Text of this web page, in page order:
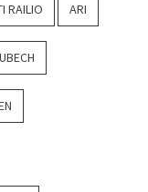
RAILIO ARI